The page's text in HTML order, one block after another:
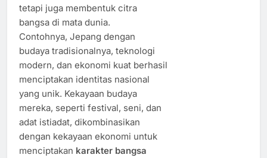
tetapi juga membentuk citra
bangsa di mata dunia.
Contohnya, Jepang dengan
budaya tradisionalnya, teknologi
modern, dan ekonomi kuat berhasil
menciptakan identitas nasional
yang unik. Kekayaan budaya
mereka, seperti festival, seni, dan
adat istiadat, dikombinasikan
dengan kekayaan ekonomi untuk
menciptakan karakter bangsa